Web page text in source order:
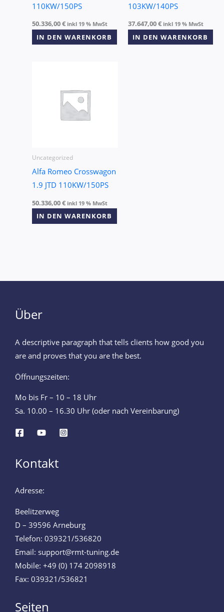
110KW/150PS
50.336,00€ inkl 19 % MwSt
IN DEN WARENKORB
103KW/140PS
37.647,00€ inkl 19 % MwSt
IN DEN WARENKORB
Uncategorized
Alfa Romeo Crosswagon
1.9 JTD 110KW/150PS
50.336,00€ inkl 19 % MwSt
IN DEN WARENKORB
Über
A descriptive paragraph that tells clients how good you
are and proves that you are the best.
Öffnungszeiten:
Mo bis Fr – 10 – 18 Uhr
Sa. 10.00 – 16.30 Uhr (oder nach Vereinbarung)
Kontakt
Adresse:
Beelitzerweg
D – 39596 Arneburg
Telefon: 039321/536820
Email: support@rmt-tuning.de
Mobile: +49 (0) 174 2098918
Fax: 039321/536821
Seiten